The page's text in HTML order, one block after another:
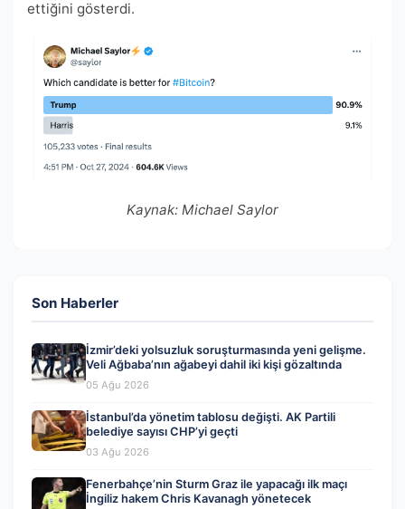
ettiğini gösterdi.
Kaynak: Michael Saylor
Son Haberler
İzmir’deki yolsuzluk soruşturmasında yeni gelişme.
Veli Ağbaba’nın ağabeyi dahil iki kişi gözaltında
05 Ağu 2026
İstanbul’da yönetim tablosu değişti. AK Partili
belediye sayısı CHP’yi geçti
03 Ağu 2026
Fenerbahçe’nin Sturm Graz ile yapacağı ilk maçı
İngiliz hakem Chris Kavanagh yönetecek